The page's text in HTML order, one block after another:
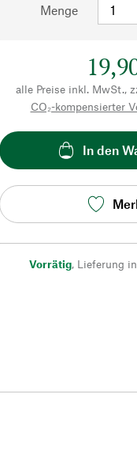
Menge
alle Preise inkl. MwSt.,
CO₂-kompensierter
In den
Vorrätig, Lieferung